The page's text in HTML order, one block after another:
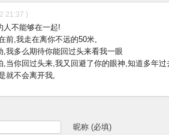
21:37 )
人不能够在一起!
前,我走在离你不远的50米,
,我多么期待你能回过头来看我一眼
,当你回过头来,我又回避了你的眼神,知道多年
就不会离开我,
昵称 (必填)